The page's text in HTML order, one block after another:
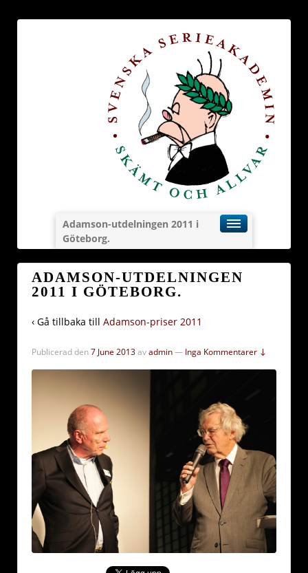
Adamson-utdelningen 2011 i
Göteborg.
ADAMSON-UTDELNINGEN
2011 I GÖTEBORG.
‹ Gå tillbaka till Adamson-priser 2011
Publicerad den7 June 2013avadmin— Inga Kommentarer ↓